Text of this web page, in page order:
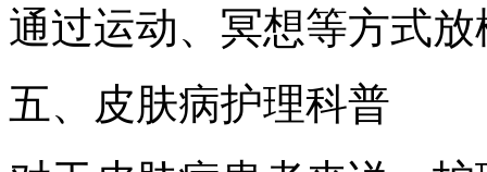
通过运动、冥想等方式
五、皮肤病护理科普